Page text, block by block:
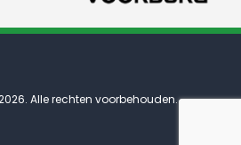
Alle rechten voorbehouden.